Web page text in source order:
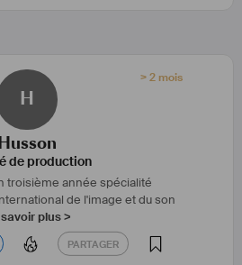
H
> 2 mois
de production
troisième année spécialité
de l'image et du son
savoir plus >
PARTAGER
PARTAGER